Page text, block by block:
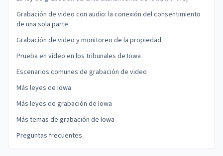
Grabación de video con audio: la conexión del consentimiento
de una sola parte
Grabación de video y monitoreo de la propiedad
Prueba en video en los tribunales de Iowa
Escenarios comunes de grabación de video
Más leyes de Iowa
Más leyes de grabación de Iowa
Más temas de grabación de Iowa
Preguntas frecuentes